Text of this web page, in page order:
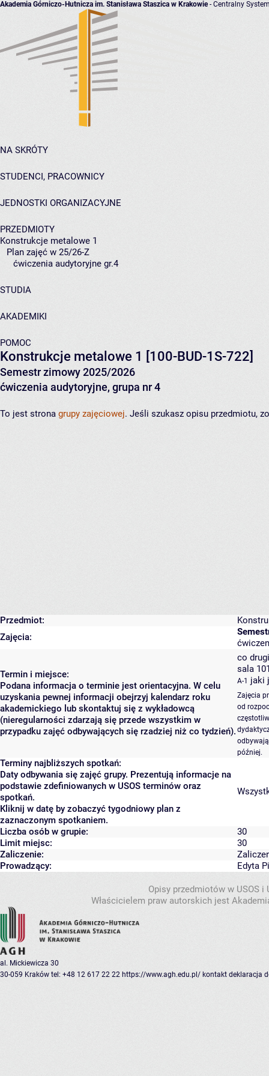
Akademia Górniczo-Hutnicza im. Stanisława Staszica w Krakowie- Centralny
NA SKRÓTY
STUDENCI, PRACOWNICY
JEDNOSTKI ORGANIZACYJNE
PRZEDMIOTY
Konstrukcje metalowe 1
Plan zajęć w 25/26-Z
ćwiczenia audytoryjne gr.4
STUDIA
AKADEMIKI
POMOC
Konstrukcje metalowe 1 [100-BUD-1S-722]
Semestr zimowy 2025/2026
ćwiczenia audytoryjne, grupa nr 4
To jest strona grupy zajęciowej. Jeśli szukasz opisu przedmiotu,
Przedmiot:
Zajęcia:
Termin i miejsce:
Podana informacja o terminie jest orientacyjna. W celu
uzyskania pewnej informacji obejrzyj kalendarz roku
akademickiego lub skontaktuj się z wykładowcą
(nieregularności zdarzają się przede wszystkim w
przypadku zajęć odbywających się rzadziej niż co tydzień).
co
sala
A-1 jaki
Zajęcia
od
później.
Terminy najbliższych spotkań:
Daty odbywania się zajęć grupy. Prezentują informacje na
podstawie zdefiniowanych w USOS terminów oraz
spotkań.
Kliknij w datę by zobaczyć tygodniowy plan z
zaznaczonym spotkaniem.
Liczba osób w grupie:
30
Limit miejsc:
30
Zaliczenie:
Prowadzący:
Edyta
Opisy przedmiotów w USOS
Właścicielem praw autorskich jest
al. Mickiewicza 30
30-059 Kraków tel: +48 12 617 22 22 https://www.agh.edu.pl/ kontakt deklaracja